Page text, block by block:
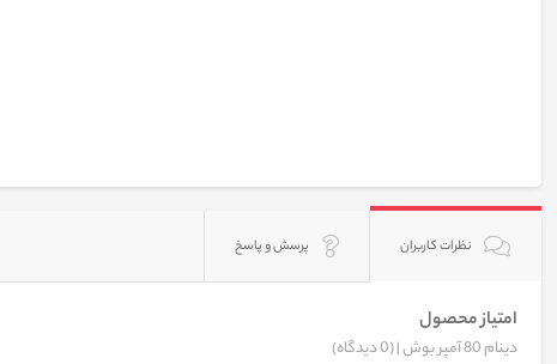
نظرات کاربران پرسش و پاسخ
امتیاز محصول
دینام 80 آمپر بوش | (0 دیدگاه)